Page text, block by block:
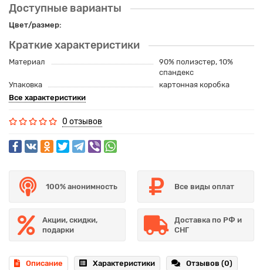
Доступные варианты
Цвет/размер:
Краткие характеристики
Материал
90% полиэстер, 10%
спандекс
Упаковка
картонная коробка
Все характеристики
0 отзывов
100% анонимность Все виды оплат
Акции, скидки,
подарки
Доставка по РФ и
СНГ
Описание Характеристики Отзывов (0)